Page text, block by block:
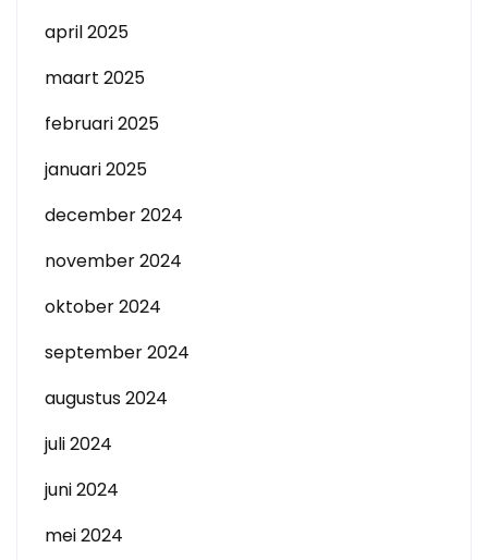
april 2025
maart 2025
februari 2025
januari 2025
december 2024
november 2024
oktober 2024
september 2024
augustus 2024
juli 2024
juni 2024
mei 2024